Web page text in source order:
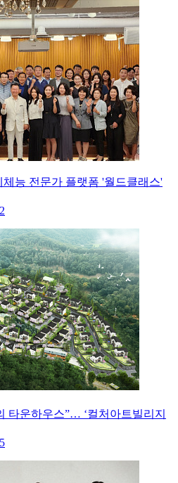
능 전문가 플랫폼 '월드클래스'
타운하우스”… ‘컬처아트빌리지